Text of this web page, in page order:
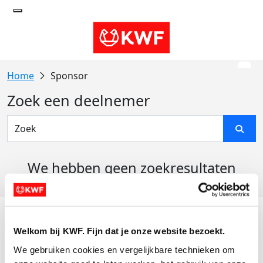
Welkom bij KWF. Fijn dat je onze website bezoekt.
We gebruiken cookies en vergelijkbare technieken om
Sponsor
Zoek een deelnemer
We hebben geen zoekresultaten
Actiematerialen
Evenementen